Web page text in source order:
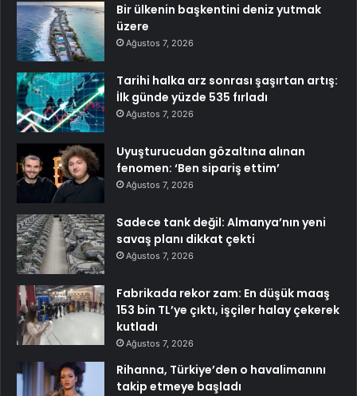
Bir ülkenin başkentini deniz yutmak
üzere
Ağustos 7, 2026
Tarihi halka arz sonrası şaşırtan artış:
İlk günde yüzde 535 fırladı
Ağustos 7, 2026
Uyuşturucudan gözaltına alınan
fenomen: ‘Ben sipariş ettim’
Ağustos 7, 2026
Sadece tank değil: Almanya’nın yeni
savaş planı dikkat çekti
Ağustos 7, 2026
Fabrikada rekor zam: En düşük maaş
153 bin TL’ye çıktı, işçiler halay çekerek
kutladı
Ağustos 7, 2026
Rihanna, Türkiye’den o havalimanını
takip etmeye başladı